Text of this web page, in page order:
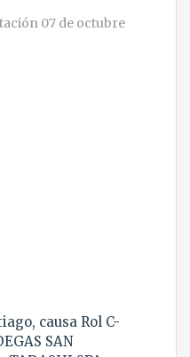
07 de octubre
causa Rol C-
SAN